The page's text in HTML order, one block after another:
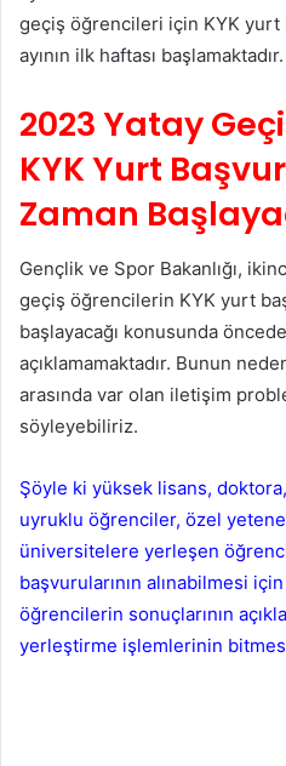
geçiş öğrencileri için KYK yurt
ayının ilk haftası başlamaktadır.
2023 Yatay
KYK Yurt
Zaman
Gençlik ve Spor Bakanlığı,
geçiş öğrencilerin KYK yurt
başlayacağı konusunda
açıklamamaktadır. Bunun
arasında var olan iletişim
söyleyebiliriz.
Şöyle ki yüksek lisans,
uyruklu öğrenciler, özel
üniversitelere yerleşen
başvurularının alınabilmesi
öğrencilerin sonuçlarının
yerleştirme işlemlerinin